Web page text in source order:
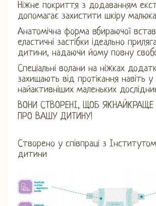
Ніжне покриття з додаванням
допомагає захистити шкіру
Анатомічна форма вбираючої
еластичні застібки ідеально
дитини, надаючи йому повну
Спеціальні волани на ніжках
захищають від протікання навіть у
найактивніших маленьких
ВОНИ СТВОРЕНІ, ЩОБ ЯКНАЙКРАЩЕ
ПРО ВАШУ ДИТИНУ!
Створено у співпраці з
дитини